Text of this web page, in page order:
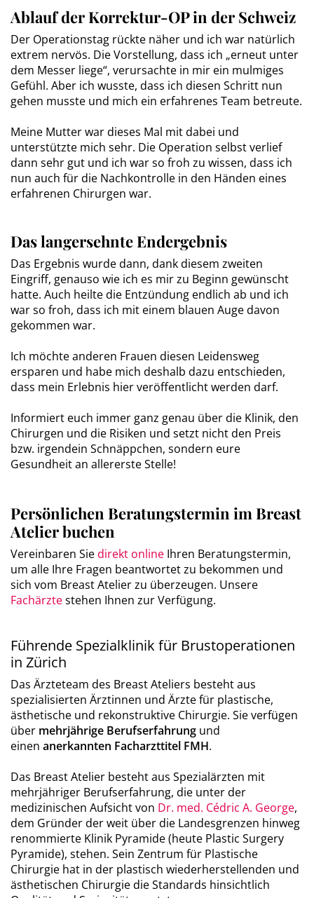
Ablauf der Korrektur-OP in der Schweiz
Der Operationstag rückte näher und ich war natürlich
extrem nervös. Die Vorstellung, dass ich „erneut unter
dem Messer liege“, verursachte in mir ein mulmiges
Gefühl. Aber ich wusste, dass ich diesen Schritt nun
gehen musste und mich ein erfahrenes Team betreute.
Meine Mutter war dieses Mal mit dabei und
unterstützte mich sehr. Die Operation selbst verlief
dann sehr gut und ich war so froh zu wissen, dass ich
nun auch für die Nachkontrolle in den Händen eines
erfahrenen Chirurgen war.
Das langersehnte Endergebnis
Das Ergebnis wurde dann, dank diesem zweiten
Eingriff, genauso wie ich es mir zu Beginn gewünscht
hatte. Auch heilte die Entzündung endlich ab und ich
war so froh, dass ich mit einem blauen Auge davon
gekommen war.
Ich möchte anderen Frauen diesen Leidensweg
ersparen und habe mich deshalb dazu entschieden,
dass mein Erlebnis hier veröffentlicht werden darf.
Informiert euch immer ganz genau über die Klinik, den
Chirurgen und die Risiken und setzt nicht den Preis
bzw. irgendein Schnäppchen, sondern eure
Gesundheit an allererste Stelle!
Persönlichen Beratungstermin im Breast
Atelier buchen
Vereinbaren Siedirekt online Ihren Beratungstermin,
um alle Ihre Fragen beantwortet zu bekommen und
sich vom Breast Atelier zu überzeugen. Unsere
Fachärztestehen Ihnen zur Verfügung.
Führende Spezialklinik für Brustoperationen
in Zürich
Das Ärzteteam des Breast Ateliers besteht aus
spezialisierten Ärztinnen und Ärzte für plastische,
ästhetische und rekonstruktive Chirurgie. Sie verfügen
über mehrjährige Berufserfahrung und
einen anerkannten Facharzttitel FMH.
Das Breast Atelier besteht aus Spezialärzten mit
mehrjähriger Berufserfahrung, die unter der
medizinischen Aufsicht von Dr. med. Cédric A. George,
dem Gründer der weit über die Landesgrenzen hinweg
renommierte Klinik Pyramide (heute Plastic Surgery
Pyramide), stehen. Sein Zentrum für Plastische
Chirurgie hat in der plastisch wiederherstellenden und
ästhetischen Chirurgie die Standards hinsichtlich